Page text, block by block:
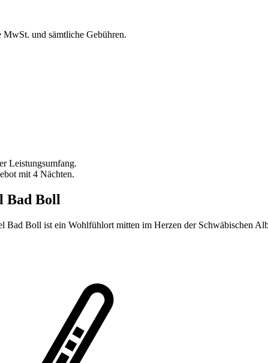
MwSt. und sämtliche Gebühren.
Leistungsumfang.
mit 4 Nächten.
Bad Boll
Bad Boll ist ein Wohlfühlort mitten im Herzen der Schwäbischen